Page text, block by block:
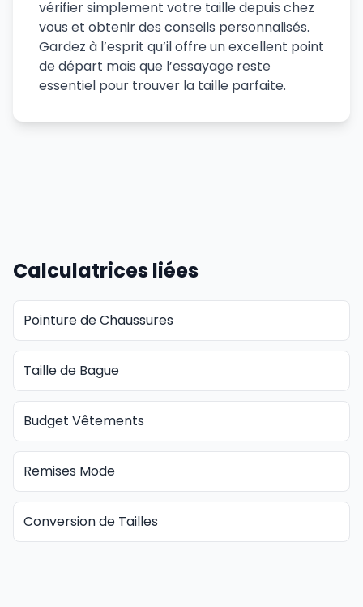
vérifier simplement votre taille depuis chez
vous et obtenir des conseils personnalisés.
Gardez à l’esprit qu’il offre un excellent point
de départ mais que l’essayage reste
essentiel pour trouver la taille parfaite.
Calculatrices liées
Pointure de Chaussures
Taille de Bague
Budget Vêtements
Remises Mode
Conversion de Tailles